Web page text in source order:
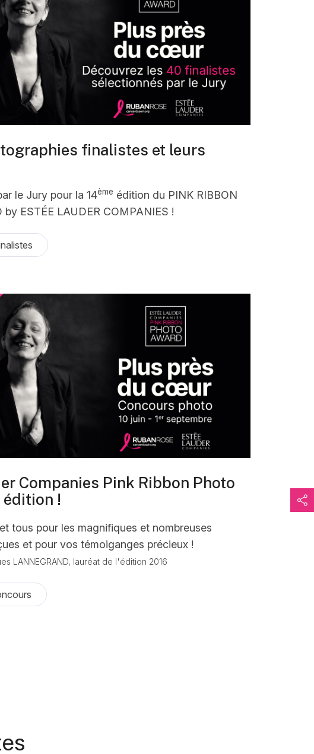
finalistes et leurs
le Jury pour la 14ème édition du PINK RIBBON
by ESTÉE LAUDER COMPANIES !
Companies Pink Ribbon Photo
édition !
tous pour les magnifiques et nombreuses
et pour vos témoiganges précieux !
LANNEGRAND, lauréat de l'édition 2016